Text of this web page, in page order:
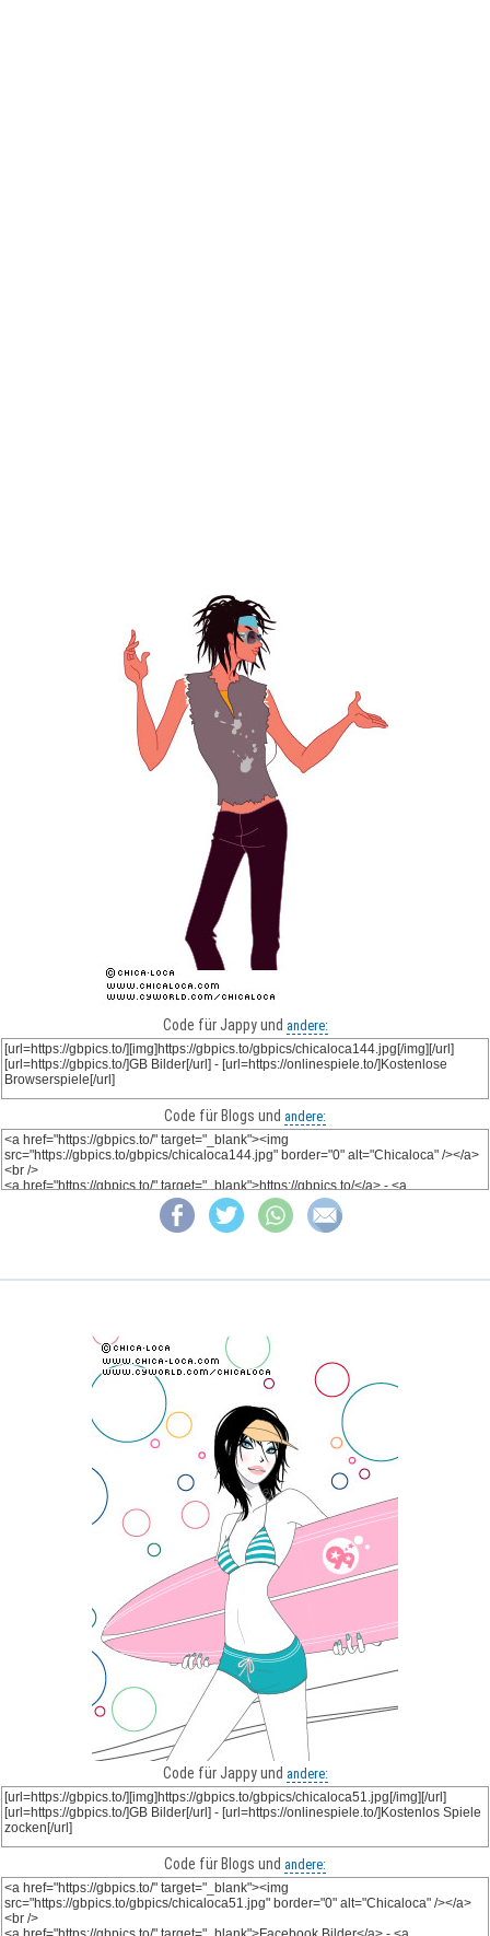
Code für Jappy und andere:
Code für Blogs und andere:
Code für Jappy und andere:
Code für Blogs und andere: